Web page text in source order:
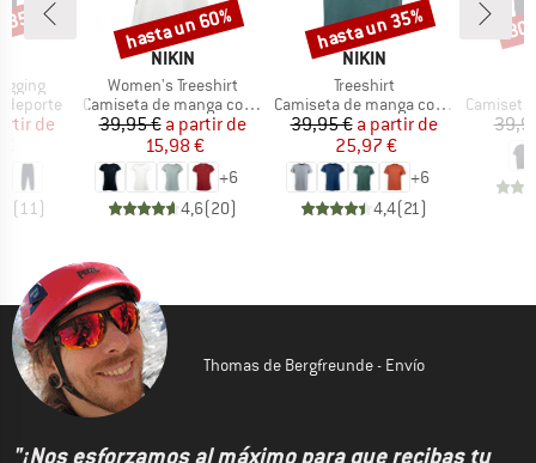
deporte
reducido
de
(11)
MARCA
NIKIN
Artículo
Women's Treeshirt
Product group
Camiseta de manga corta
Precio
39,95 € Precio reducido
a partir de
15,98 €
+6
4,6(20)
Descuento
hasta un 60%
MARCA
NIKIN
Artículo
Treeshirt
Product group
Camiseta de manga corta
Precio
39,95 € Precio reducido
a partir de
25,97 €
+6
4,4(21)
Descuento
hasta un 35%
Product
Camiseta
Thomas de Bergfreunde - Envío
"¡Nos esforzamos al máximo para que recibas tu